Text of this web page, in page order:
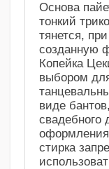
Основа
тонкий
тянется,
созданную
Копейка
выбором
виде
свадебного
стирка